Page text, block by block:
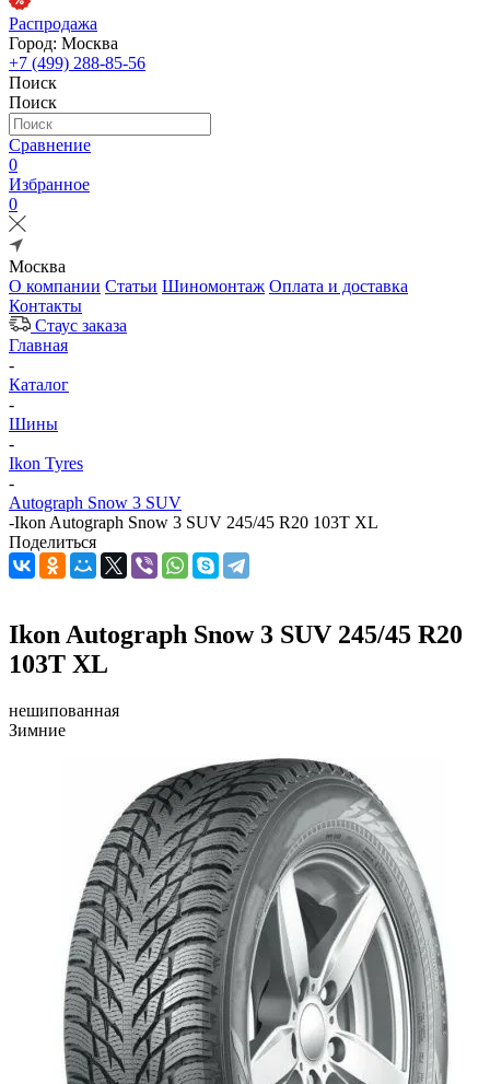
Распродажа
Город: Москва
+7 (499) 288-85-56
Поиск
Поиск
Сравнение
0
Избранное
0
Москва
О компании Статьи Шиномонтаж Оплата и доставка
Контакты
Стаус заказа
Главная
-
Каталог
-
Шины
-
Ikon Tyres
-
Autograph Snow 3 SUV
-Ikon Autograph Snow 3 SUV 245/45 R20 103T XL
Поделиться
Ikon Autograph Snow 3 SUV 245/45 R20
103T XL
нешипованная
Зимние